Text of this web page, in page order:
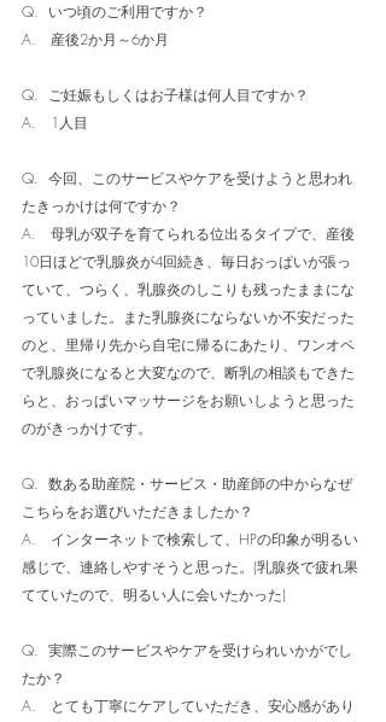
Q.  いつ頃のご利用ですか？
A.   産後2か月～6か月
Q.  ご妊娠もしくはお子様は何人目ですか？
A.   1人目
Q.  今回、このサービスやケアを受けようと思われ
たきっかけは何ですか？
A.   母乳が双子を育てられる位出るタイプで、産後
10日ほどで乳腺炎が4回続き、毎日おっぱいが張っ
ていて、つらく、乳腺炎のしこりも残ったままにな
っていました。また乳腺炎にならないか不安だった
のと、里帰り先から自宅に帰るにあたり、ワンオペ
で乳腺炎になると大変なので、断乳の相談もできた
らと、おっぱいマッサージをお願いしようと思った
のがきっかけです。
Q.  数ある助産院・サービス・助産師の中からなぜ
こちらをお選びいただきましたか？
A.   インターネットで検索して、HPの印象が明るい
感じで、連絡しやすそうと思った。(乳腺炎で疲れ果
てていたので、明るい人に会いたかった)
Q.  実際このサービスやケアを受けられいかがでし
たか？
A.   とても丁寧にケアしていただき、安心感があり